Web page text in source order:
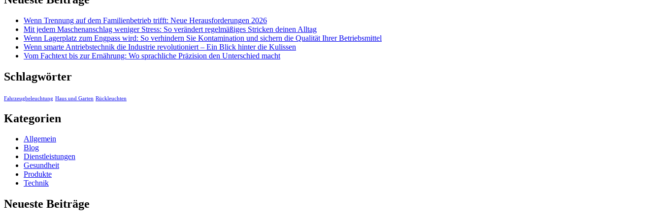
Wenn Trennung auf dem Familienbetrieb trifft: Neue Herausforderungen 2026
Mit jedem Maschenanschlag weniger Stress: So verändert regelmäßiges Stricken deinen Alltag
Wenn Lagerplatz zum Engpass wird: So verhindern Sie Kontamination und sichern die Qualität Ihrer Betriebsmittel
Wenn smarte Antriebstechnik die Industrie revolutioniert – Ein Blick hinter die Kulissen
Vom Fachtext bis zur Ernährung: Wo sprachliche Präzision den Unterschied macht
Schlagwörter
Fahrzeugbeleuchtung Haus und Garten Rückleuchten
Kategorien
Allgemein
Blog
Dienstleistungen
Gesundheit
Produkte
Technik
Neueste Beiträge